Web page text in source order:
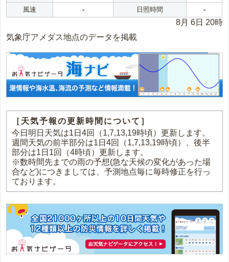
風速
- 日照時間 -
8月 6日 20時
気象庁アメダス地点のデータを掲載
［天気予報の更新時間について］
今日明日天気は1日4回（1,7,13,19時頃）更新します。
週間天気の前半部分は1日4回（1,7,13,19時頃）、後半
部分は1日1回（4時頃）更新します。
※数時間先までの雨の予想(急な天候の変化があった場
合など)につきましては、予測地点毎に毎時修正を行っ
ております。